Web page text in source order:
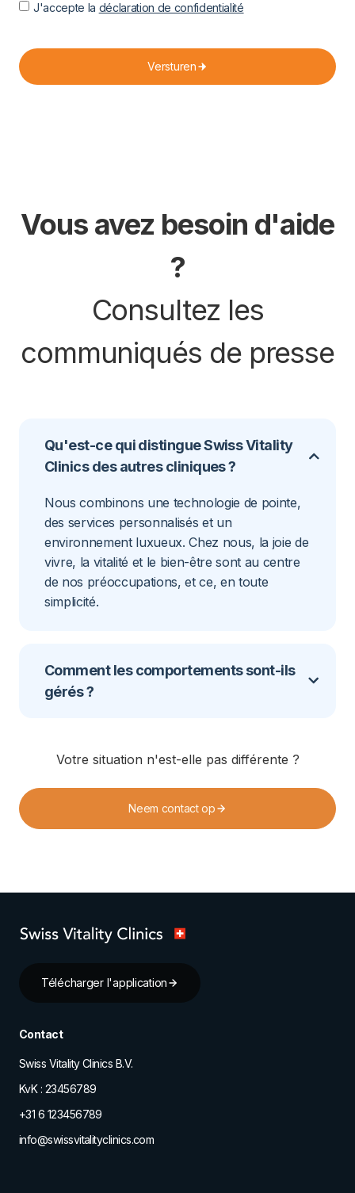
J'accepte la déclaration de confidentialité
Versturen
Vous avez besoin d'aide
?
Consultez les
communiqués de presse
Qu'est-ce qui distingue Swiss Vitality
Clinics des autres cliniques ?
Nous combinons une technologie de pointe,
des services personnalisés et un
environnement luxueux. Chez nous, la joie de
vivre, la vitalité et le bien-être sont au centre
de nos préoccupations, et ce, en toute
simplicité.
Comment les comportements sont-ils
gérés ?
Votre situation n'est-elle pas différente ?
Neem contact op
Télécharger l'application
Contact
Swiss Vitality Clinics B.V.
KvK : 23456789
+31 6 123456789
info@swissvitalityclinics.com